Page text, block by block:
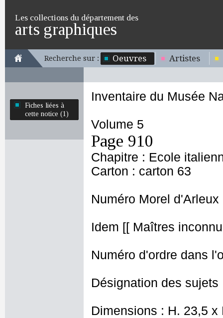
Les collections du département des
arts graphiques
Recherche sur : Oeuvres Artistes
Fiches liées à
cette notice (1)
Inventaire du Musée
Volume 5
Page 910
Chapitre : Ecole
Carton : carton 63
Numéro Morel d'Arleux
Idem [[ Maîtres
Numéro d'ordre dans
Désignation des
Dimensions : H. 23,5 x